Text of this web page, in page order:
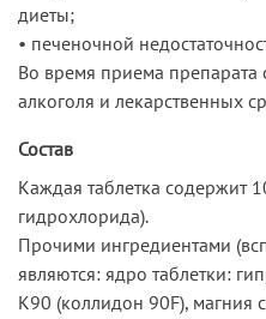
диеты;
• печеночной
Во время приема препарата
алкоголя и лекарственных
Состав
Каждая таблетка содержит
гидрохлорида).
Прочими ингредиентами
являются: ядро таблетки:
К90 (коллидон 90F), магния